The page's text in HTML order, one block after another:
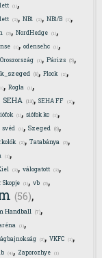
(1),
(2), NB1 (2), NB1/B (1),
(3), NordHedge (1),
(1), odensehc (1),
Oroszország (1), Párizs (5),
(8), Plock (2),
, Rogla (1),
SEHA (13), SEHA FF (2),
(1), siófok kc (1),
svéd (1), Szeged (6),
(2), Tatabánya (3),
(1),
(2), válogatott (2),
Skopje (1), vb (3),
(56),
Handball (7),
(1),
(3), VKFC (1),
(4), Zaporozhye (1)